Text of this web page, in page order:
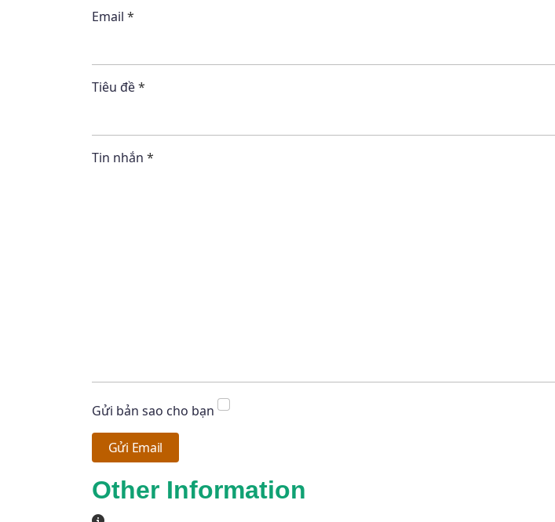
Email *
Tiêu đề*
Tin nhắn *
Gửi bản sao cho bạn
Gửi Email
Other Information